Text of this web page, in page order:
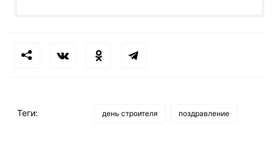
Теги: день строителя поздравление